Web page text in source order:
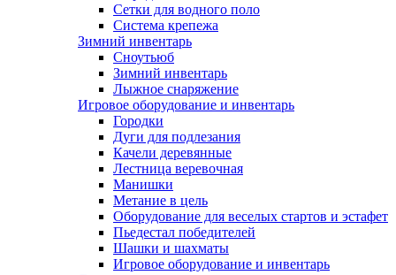
Сетки для водного поло
Система крепежа
Зимний инвентарь
Сноутьюб
Зимний инвентарь
Лыжное снаряжение
Игровое оборудование и инвентарь
Городки
Дуги для подлезания
Качели деревянные
Лестница веревочная
Манишки
Метание в цель
Оборудование для веселых стартов и эстафет
Пьедестал победителей
Шашки и шахматы
Игровое оборудование и инвентарь